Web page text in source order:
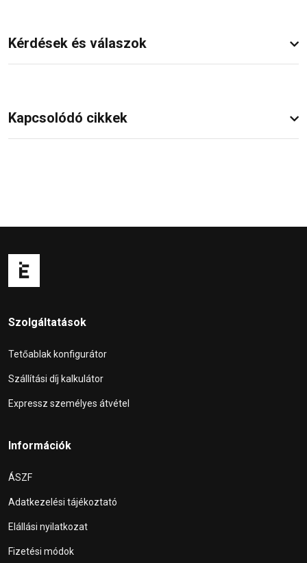
Kérdések és válaszok
Kapcsolódó cikkek
Szolgáltatások
Tetőablak konfigurátor
Szállítási díj kalkulátor
Expressz személyes átvétel
Információk
ÁSZF
Adatkezelési tájékoztató
Elállási nyilatkozat
Fizetési módok